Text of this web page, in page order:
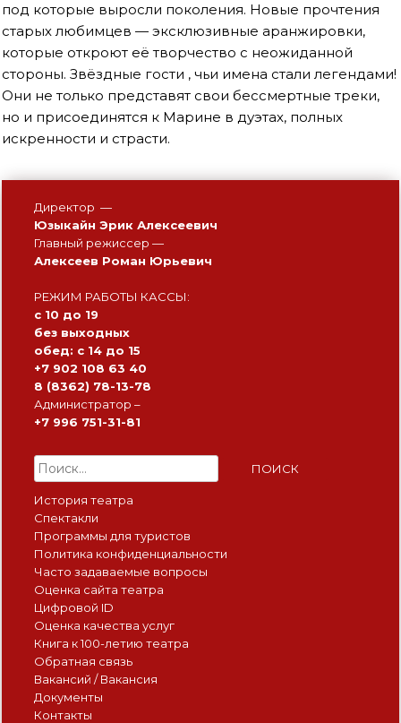
под которые выросли поколения. Новые прочтения
старых любимцев — эксклюзивные аранжировки,
которые откроют её творчество с неожиданной
стороны. Звёздные гости , чьи имена стали легендами!
Они не только представят свои бессмертные треки,
но и присоединятся к Марине в дуэтах, полных
искренности и страсти.
Директор —
Юзыкайн Эрик Алексеевич
Главный режиссер —
Алексеев Роман Юрьевич
РЕЖИМ РАБОТЫ КАССЫ:
с 10 до 19
без выходных
обед: с 14 до 15
+7 902 108 63 40
8 (8362) 78-13-78
Администратор –
+7 996 751-31-81
Найти:
История театра
Спектакли
Программы для туристов
Политика конфиденциальности
Часто задаваемые вопросы
Оценка сайта театра
Цифровой ID
Оценка качества услуг
Книга к 100-летию театра
Обратная связь
Вакансий / Вакансия
Документы
Контакты